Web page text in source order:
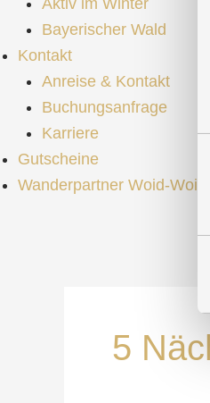
Bayerischer Wald
Kontakt
Anreise & Kontakt
Buchungsanfrage
Karriere
Gutscheine
Wanderpartner Woid-Woife
5